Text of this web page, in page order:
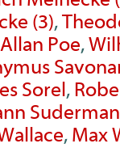
(3),
Poe,
Sorel ,
, Max